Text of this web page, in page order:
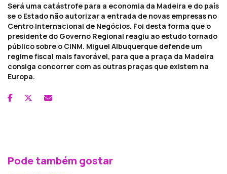
Será uma catástrofe para a economia da Madeira e do país
se o Estado não autorizar a entrada de novas empresas no
Centro Internacional de Negócios. Foi desta forma que o
presidente do Governo Regional reagiu ao estudo tornado
público sobre o CINM. Miguel Albuquerque defende um
regime fiscal mais favorável, para que a praça da Madeira
consiga concorrer com as outras praças que existem na
Europa.
Pode também gostar